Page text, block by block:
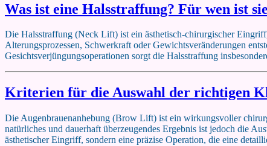
Was ist eine Halsstraffung? Für wen ist
Die Halsstraffung (Neck Lift) ist ein ästhetisch-chirurgischer
Alterungsprozessen, Schwerkraft oder Gewichtsveränderungen
Gesichtsverjüngungsoperationen sorgt die Halsstraffung
Kriterien für die Auswahl der richtigen
Die Augenbrauenanhebung (Brow Lift) ist ein wirkungsvoller
natürliches und dauerhaft überzeugendes Ergebnis ist jedoch die
ästhetischer Eingriff, sondern eine präzise Operation, die eine